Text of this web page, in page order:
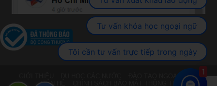
ĐÀO TẠO NGOẠI NGỮ
LIÊN HỆ
CHÍNH SÁCH BẢO MẬT THÔNG TIN
Tư vấn khóa học ngoại ngữ
Tôi cần tư vấn trực tiếp trong ngày
1